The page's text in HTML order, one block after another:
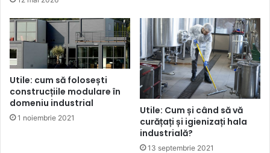
Utile: cum să folosești
construcțiile modulare în
domeniu industrial
1 noiembrie 2021
Utile: Cum și când să vă
curățați și igienizați hala
industrială?
13 septembrie 2021